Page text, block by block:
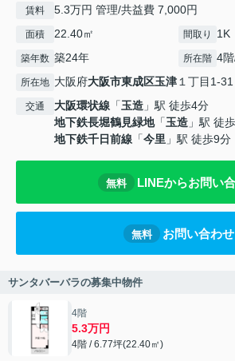
賃料 5.3万円 管理/共益費 7,000円
面積 22.40㎡ 間取り 1K
築年数 築24年 所在階 4
所在地 大阪府大阪市東成区玉津１丁目1-31
交通 大阪環状線 「玉造 」駅 徒歩4分
地下鉄長堀鶴見緑地「玉造 」駅 徒
地下鉄千日前線 「今里 」駅 徒歩9分
無料 LINEからお問い
無料 お問い合わせ
サンタバーバラの募集中物件
4階
5.3万円
4階 / 6.77坪(22.40㎡)